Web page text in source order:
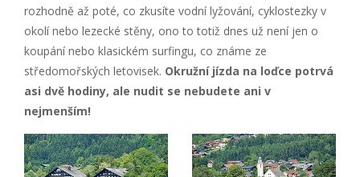
rozhodně až poté, co zkusíte vodní lyžování, cyklostezky v
okolí nebo lezecké stěny, ono to totiž dnes už není jen o
koupání nebo klasickém surfingu, co známe ze
středomořských letovisek. Okružní jízda na loďce potrvá
asi dvě hodiny, ale nudit se nebudete ani v
nejmenším!